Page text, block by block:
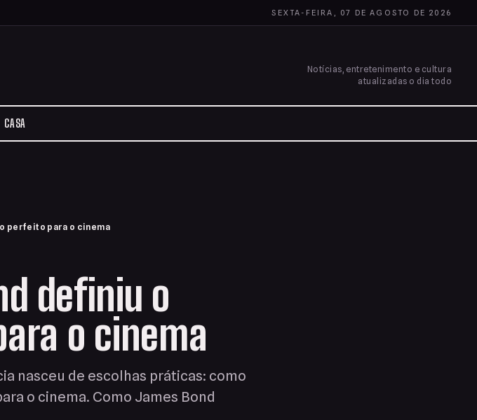
SEXTA-FEIRA, 07 DE AGOSTO DE 2026
Notícias, entretenimento e cultura
atualizadas o dia todo
CASA
perfeito para o cinema
definiu o
o cinema
nasceu de escolhas práticas: como
o cinema. Como James Bond